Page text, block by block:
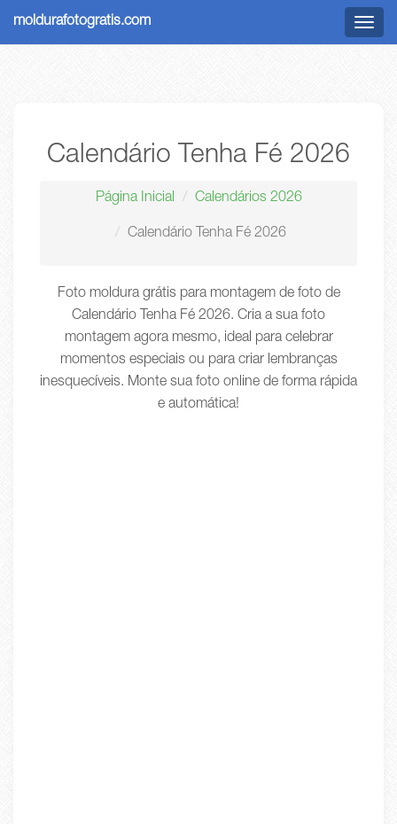
Menu
moldurafotogratis.com
Calendário Tenha Fé 2026
Página Inicial Calendários 2026
Calendário Tenha Fé 2026
Foto moldura grátis para montagem de foto de
Calendário Tenha Fé 2026. Cria a sua foto
montagem agora mesmo, ideal para celebrar
momentos especiais ou para criar lembranças
inesquecíveis. Monte sua foto online de forma rápida
e automática!